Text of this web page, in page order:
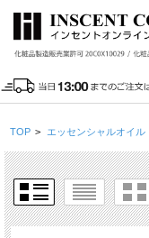
TOP > エッセンシャルオイル